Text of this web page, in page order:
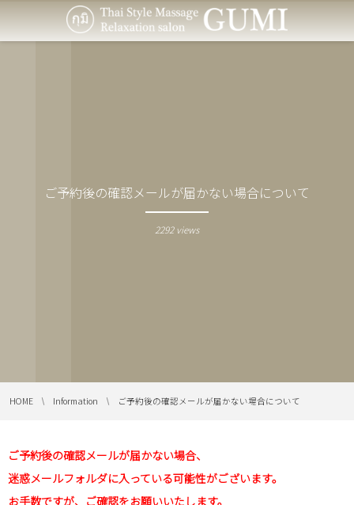
ご予約後の確認メールが届かない場合について
2292 views
HOME Information ご予約後の確認メールが届かない場合について
ご予約後の確認メールが届かない場合、
迷惑メールフォルダに入っている可能性がございます。
お手数ですが、ご確認をお願いいたします。